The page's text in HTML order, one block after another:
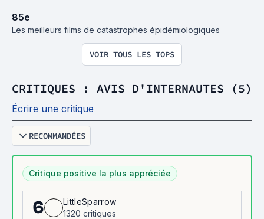
85e
Les meilleurs films de catastrophes épidémiologiques
VOIR TOUS LES TOPS
CRITIQUES : AVIS D'INTERNAUTES (5)
Écrire une critique
RECOMMANDÉES
Critique positive la plus appréciée
6
LittleSparrow
1320 critiques